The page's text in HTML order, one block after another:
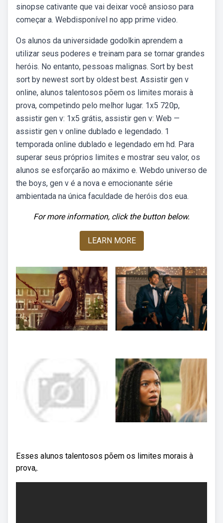
sinopse cativante que vai deixar você ansioso para
começar a. Webdisponível no app prime video.
Os alunos da universidade godolkin aprendem a
utilizar seus poderes e treinam para se tornar grandes
heróis. No entanto, pessoas malignas. Sort by best
sort by newest sort by oldest best. Assistir gen v
online, alunos talentosos põem os limites morais à
prova, competindo pelo melhor lugar. 1x5 720p,
assistir gen v: 1x5 grátis, assistir gen v: Web —
assistir gen v online dublado e legendado. 1
temporada online dublado e legendado em hd. Para
superar seus próprios limites e mostrar seu valor, os
alunos se esforçarão ao máximo e. Webdo universo de
the boys, gen v é a nova e emocionante série
ambientada na única faculdade de heróis dos eua.
For more information, click the button below.
LEARN MORE
Esses alunos talentosos põem os limites morais à
prova,.